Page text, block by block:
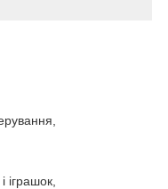
іграшок,